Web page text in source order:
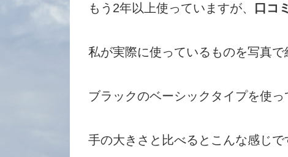
もう2年以上使っていますが、 口コ
私が実際に使っているものを写真で
ブラックのベーシックタイプを使っ
手の大きさと比べるとこんな感じで